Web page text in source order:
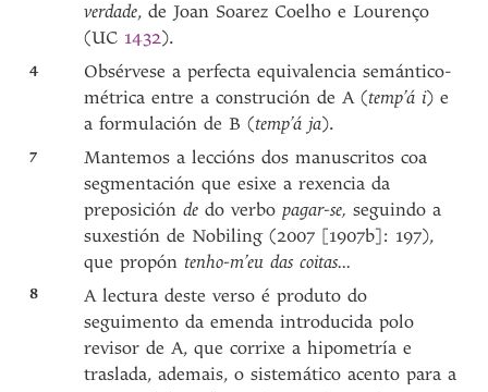
verdade, de Joan Soarez Coelho e Lourenço
(UC 1432).
4
Obsérvese a perfecta equivalencia semántico-
métrica entre a construción de A (temp’á i) e
a formulación de B (temp’á ja).
7
Mantemos a leccións dos manuscritos coa
segmentación que esixe a rexencia da
preposiciónde do verbopagar-se, seguindo a
suxestión de Nobiling (2007 [1907b]: 197),
que propóntenho-m’eu das coitas...
8
A lectura deste verso é produto do
seguimento da emenda introducida polo
revisor de A, que corrixe a hipometría e
traslada, ademais, o sistemático acento para a